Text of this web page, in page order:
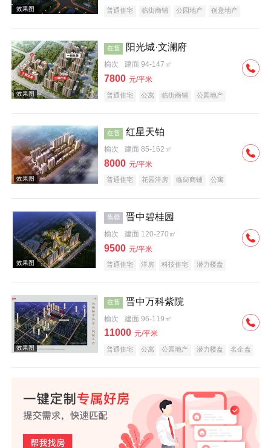
效果图
普通住宅 临街商铺 公园地产
创意地产
效果图
在售 阳光城·文澜府
榆次 建面 94-147㎡
7800 元/平米
普通住宅 公寓 临街商铺
公园地产
效果图
在售 红星天铂
榆次 建面 85-162㎡
8000 元/平米
普通住宅 花园洋房 临街商铺
公寓
效果图
售罄 晋中碧桂园
榆次 建面 120-270㎡
9500 元/平米
普通住宅 洋房 科技住宅
潜力楼盘
在售 晋中万科紫院
榆次 建面 96-119㎡
11000 元/平米
普通住宅 公寓 公园地产 潜力楼盘
名企盘